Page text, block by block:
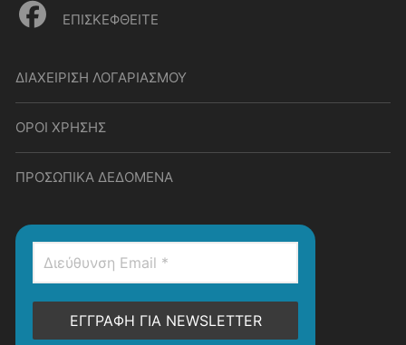
ΕΠΙΣΚΕΦΘΕΙΤΕ
ΔΙΑΧΕΙΡΙΣΗ ΛΟΓΑΡΙΑΣΜΟΥ
ΟΡΟΙ ΧΡΗΣΗΣ
ΠΡΟΣΩΠΙΚΑ ΔΕΔΟΜΕΝΑ